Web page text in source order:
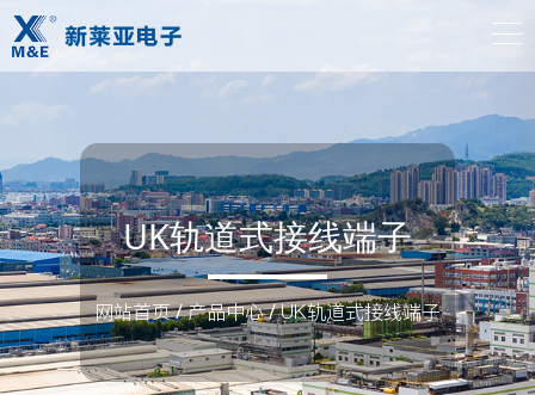
UK轨道式接线端子
网站首页/产品中心/UK轨道式接线端子